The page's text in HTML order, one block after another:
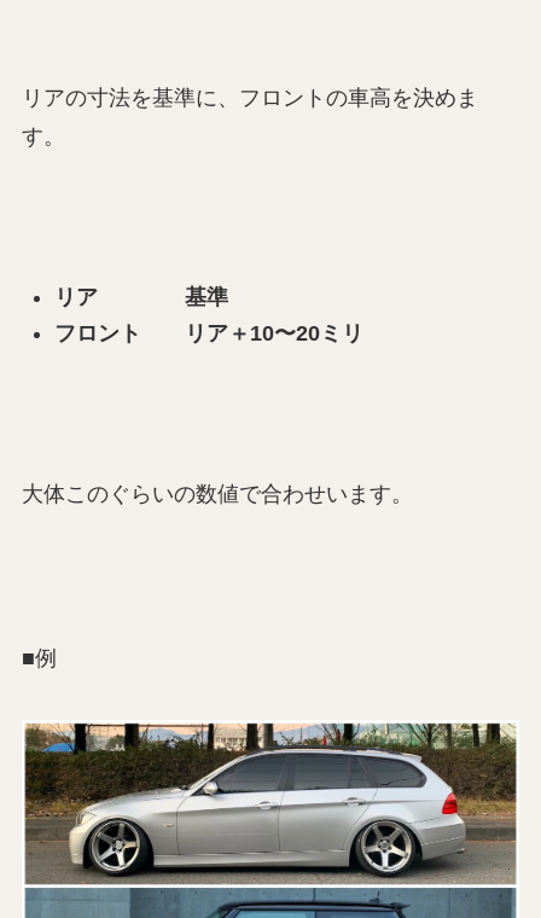
リアの寸法を基準に、フロントの車高を決めま
す。
リア 基準
フロント リア＋10〜20ミリ
大体このぐらいの数値で合わせいます。
■例